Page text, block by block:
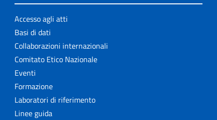
Accesso agli atti
Basi di dati
Collaborazioni internazionali
Comitato Etico Nazionale
Eventi
Formazione
Laboratori di riferimento
Linee guida